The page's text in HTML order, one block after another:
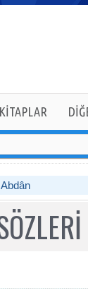
KİTAPLAR